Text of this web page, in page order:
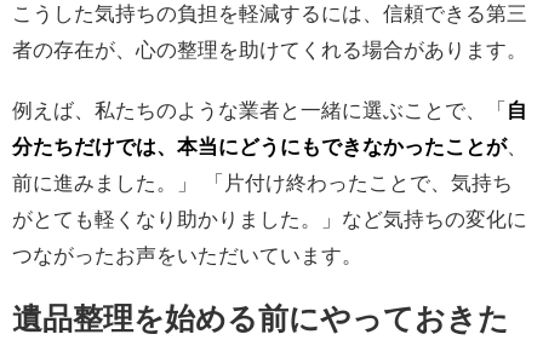
こうした気持ちの負担を軽減するには、信頼できる第三
者の存在が、心の整理を助けてくれる場合があります。
例えば、私たちのような業者と一緒に選ぶことで、「 自
分たちだけでは、本当にどうにもできなかったことが、
前に進みました。」 「片付け終わったことで、気持ち
がとても軽くなり助かりました。」など気持ちの変化に
つながったお声をいただいています。
遺品整理を始める前にやっておきた